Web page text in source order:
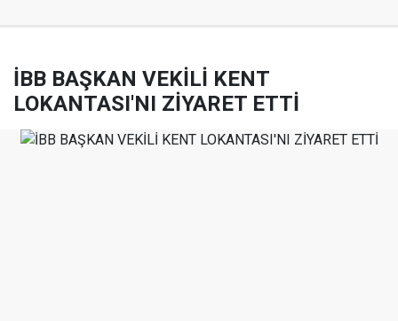
İBB BAŞKAN VEKİLİ KENT
LOKANTASI'NI ZİYARET ETTİ